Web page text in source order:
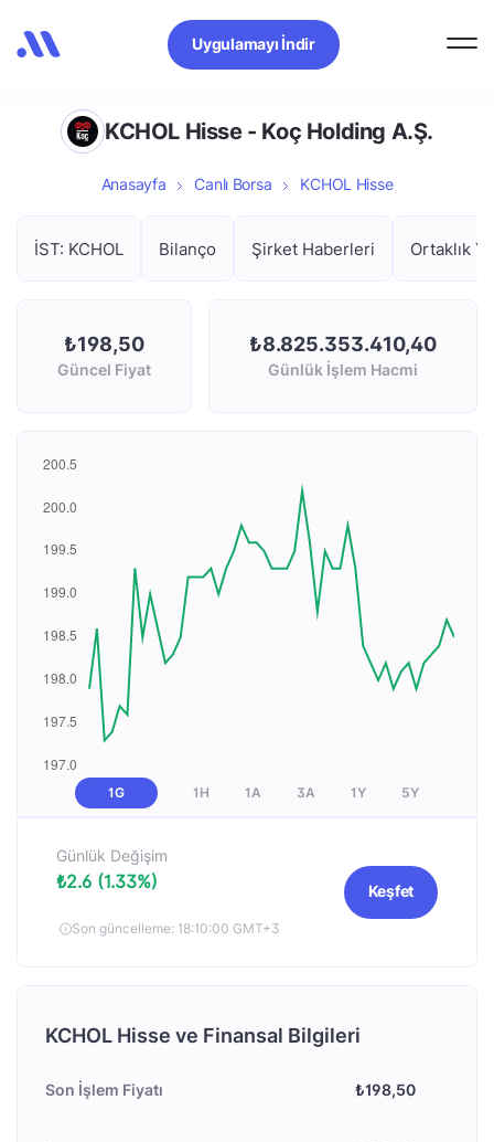
Uygulamayı İndir
KCHOL Hisse - Koç Holding A.Ş.
Anasayfa Canlı Borsa KCHOL Hisse
İST: KCHOL Bilanço Şirket Haberleri Ortaklık
₺198,50
Güncel Fiyat
₺8.825.353.410,40
Günlük İşlem Hacmi
1G 1H 1A 3A 1Y 5Y
Günlük Değişim
₺2.6 (1.33%)
Son güncelleme: 18:10:00 GMT+3
Keşfet
KCHOL Hisse ve Finansal Bilgileri
Son İşlem Fiyatı ₺198,50